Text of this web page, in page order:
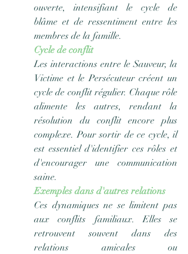
ouverte, intensifiant le cycle de
blâme et de ressentiment entre les
membres de la famille.
Cycle de conflit
Les interactions entre le Sauveur, la
Victime et le Persécuteur créent un
cycle de conflit régulier. Chaque rôle
alimente les autres, rendant la
résolution du conflit encore plus
complexe. Pour sortir de ce cycle, il
est essentiel d'identifier ces rôles et
d'encourager une communication
saine.
Exemples dans d'autres relations
Ces dynamiques ne se limitent pas
aux conflits familiaux. Elles se
retrouvent souvent dans des
relations amicales ou